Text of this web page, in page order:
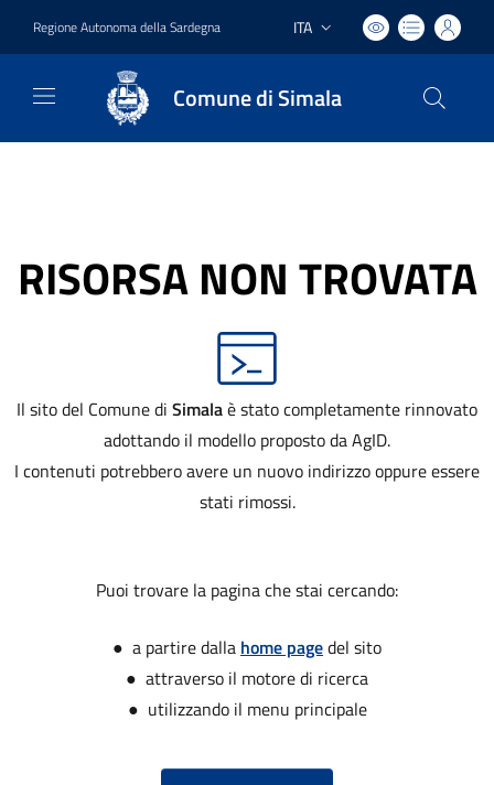
Regione Autonoma della Sardegna Lingua attiva:
ITA
Comune di Simala
RISORSA NON TROVATA
Il sito del Comune di Simalaè stato completamente rinnovato
adottando il modello proposto da AgID.
I contenuti potrebbero avere un nuovo indirizzo oppure essere
stati rimossi.
Puoi trovare la pagina che stai cercando:
● a partire dalla home pagedel sito
● attraverso il motore di ricerca
● utilizzando il menu principale